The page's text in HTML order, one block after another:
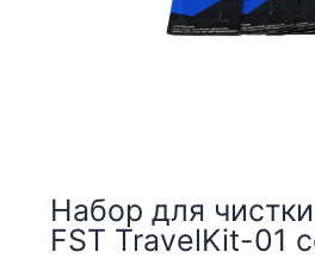
Набор для
FST TravelKit-01